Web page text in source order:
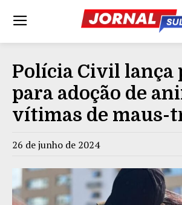
Polícia Civil lança
para adoção de
vítimas de maus-
26 de junho de 2024